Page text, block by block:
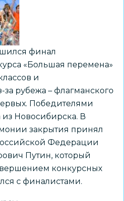
финал
«Большая перемена»
и
рубежа – флагманского
Победителями
Новосибирска. В
закрытия принял
Федерации
Путин, который
конкурсных
с финалистами.